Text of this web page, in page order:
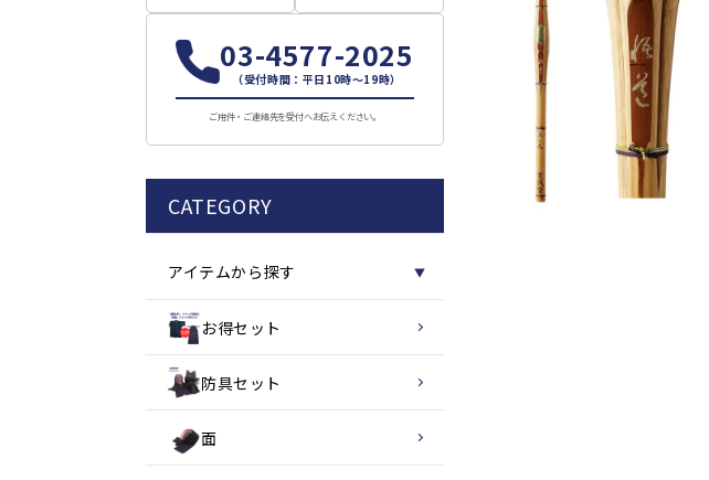
03-4577-2025
（受付時間：平日10時～19時）
ご用件・ご連絡先を受付へお伝えください。
CATEGORY
アイテムから探す ▼
お得セット
防具セット
面